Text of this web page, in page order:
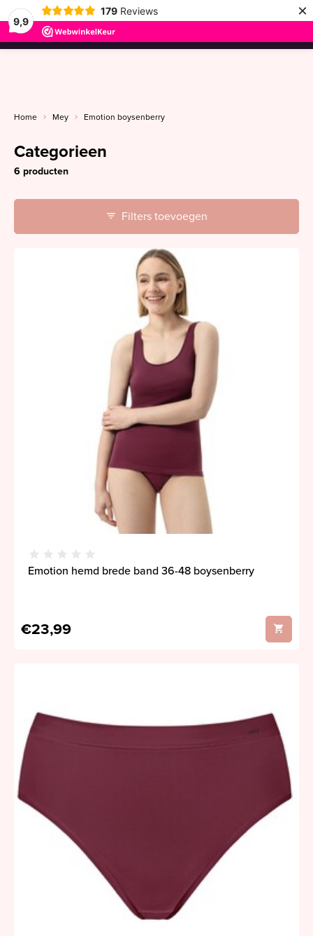
9,9
179 Reviews ×
menu
Home Mey Emotion boysenberry
Categorieen
6 producten
Filters toevoegen
Emotion hemd brede band 36-48 boysenberry
€23,99